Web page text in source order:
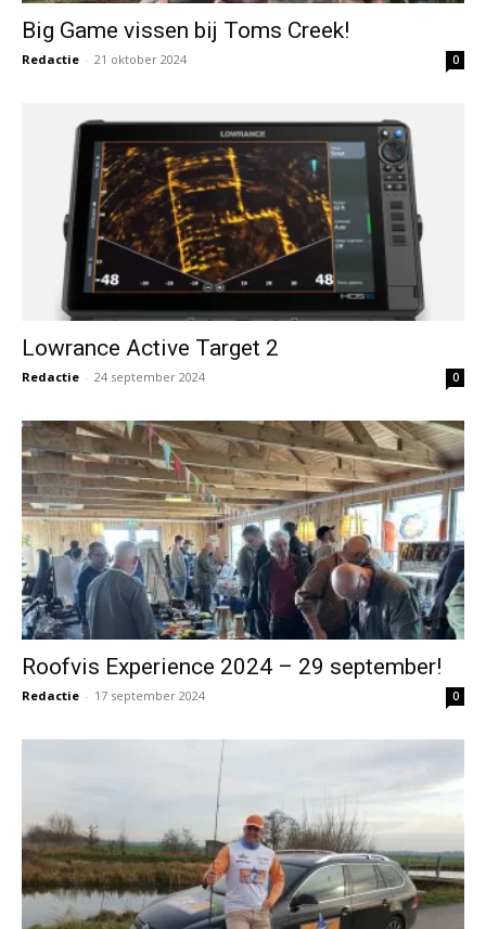
Big Game vissen bij Toms Creek!
Redactie - 21 oktober 2024 0
Lowrance Active Target 2
Redactie - 24 september 2024 0
Roofvis Experience 2024 – 29 september!
Redactie - 17 september 2024 0